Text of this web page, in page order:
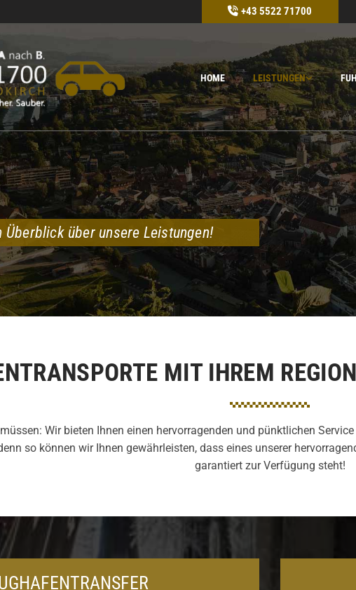
 +43 5522 71700
HOME LEISTUNGEN
Überblick über unsere Leistungen!
MIT IHREM
Wir bieten Ihnen einen hervorragenden und pünktlichen
so können wir Ihnen gewährleisten, dass eines unserer
garantiert zur Verfügung steht!